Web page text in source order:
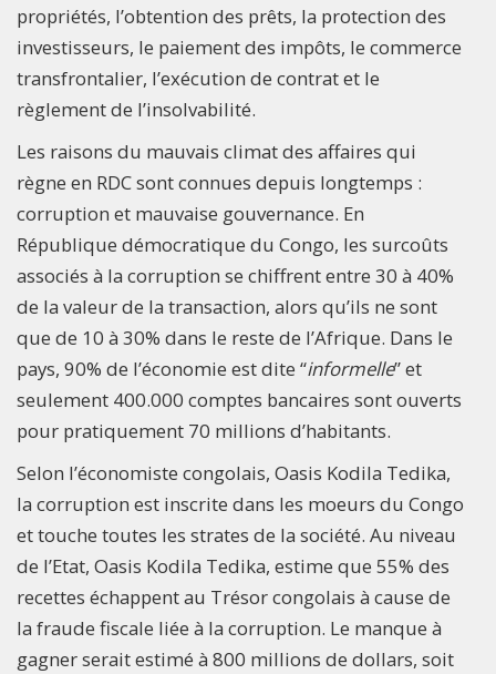
propriétés, l’obtention des prêts, la protection des
investisseurs, le paiement des impôts, le commerce
transfrontalier, l’exécution de contrat et le
règlement de l’insolvabilité.
Les raisons du mauvais climat des affaires qui
règne en RDC sont connues depuis longtemps :
corruption et mauvaise gouvernance. En
République démocratique du Congo, les surcoûts
associés à la corruption se chiffrent entre 30 à 40%
de la valeur de la transaction, alors qu’ils ne sont
que de 10 à 30% dans le reste de l’Afrique. Dans le
pays, 90% de l’économie est dite “informelle” et
seulement 400.000 comptes bancaires sont ouverts
pour pratiquement 70 millions d’habitants.
Selon l’économiste congolais, Oasis Kodila Tedika,
la corruption est inscrite dans les moeurs du Congo
et touche toutes les strates de la société. Au niveau
de l’Etat, Oasis Kodila Tedika, estime que 55% des
recettes échappent au Trésor congolais à cause de
la fraude fiscale liée à la corruption. Le manque à
gagner serait estimé à 800 millions de dollars, soit